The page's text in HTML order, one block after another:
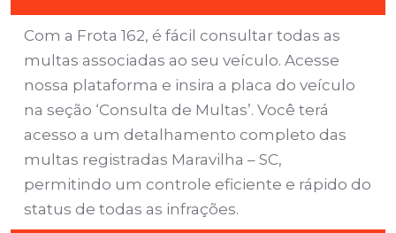
Com a Frota 162, é fácil consultar todas as
multas associadas ao seu veículo. Acesse
nossa plataforma e insira a placa do veículo
na seção ‘Consulta de Multas’. Você terá
acesso a um detalhamento completo das
multas registradas Maravilha – SC,
permitindo um controle eficiente e rápido do
status de todas as infrações.